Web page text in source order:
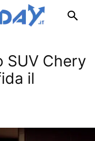
SUV Chery
il